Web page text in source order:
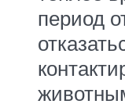
период